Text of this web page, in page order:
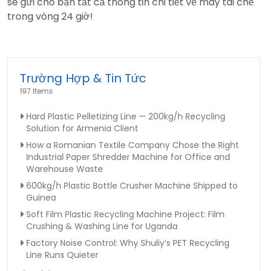
trong vòng 24 giờ!
Trường Hợp & Tin Tức
197 Items
Hard Plastic Pelletizing Line — 200kg/h Recycling
Solution for Armenia Client
How a Romanian Textile Company Chose the Right
Industrial Paper Shredder Machine for Office and
Warehouse Waste
600kg/h Plastic Bottle Crusher Machine Shipped to
Guinea
Soft Film Plastic Recycling Machine Project: Film
Crushing & Washing Line for Uganda
Factory Noise Control: Why Shuliy’s PET Recycling
Line Runs Quieter